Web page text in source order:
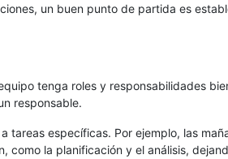
un buen punto de partida es
tenga roles y responsabilidades
responsable.
tareas específicas. Por ejemplo, las
como la planificación y el análisis,